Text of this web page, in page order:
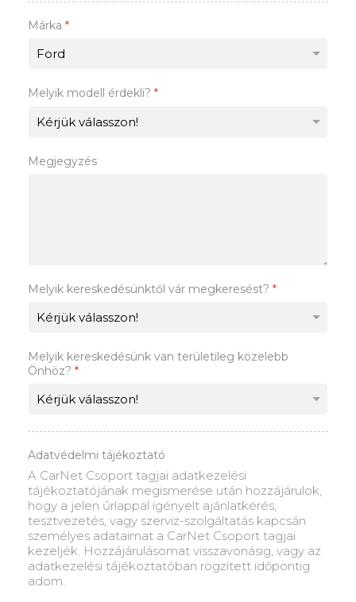
Márka *
Melyik modell érdekli? *
Megjegyzés
Melyik kereskedésünktől vár megkeresést? *
Melyik kereskedésünk van területileg közelebb
Önhöz? *
Adatvédelmi tájékoztató
A CarNet Csoport tagjai adatkezelési
tájékoztatójának megismerése után hozzájárulok,
hogy a jelen űrlappal igényelt ajánlatkérés,
tesztvezetés, vagy szerviz-szolgáltatás kapcsán
személyes adataimat a CarNet Csoport tagjai
kezeljék. Hozzájárulásomat visszavonásig, vagy az
adatkezelési tájékoztatóban rögzített időpontig
adom.